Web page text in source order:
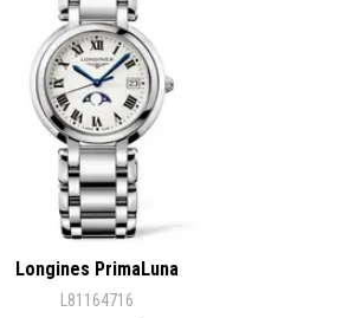
Longines PrimaLuna
L81164716